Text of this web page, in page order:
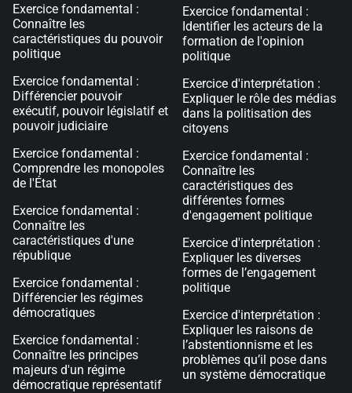
Exercice fondamental :
Connaître les
caractéristiques du pouvoir
politique
Exercice fondamental :
Différencier pouvoir
exécutif, pouvoir législatif et
pouvoir judiciaire
Exercice fondamental :
Comprendre les monopoles
de l'État
Exercice fondamental :
Connaître les
caractéristiques d'une
république
Exercice fondamental :
Différencier les régimes
démocratiques
Exercice fondamental :
Connaître les principes
majeurs d'un régime
démocratique représentatif
Exercice fondamental :
Identifier les acteurs de la
formation de l'opinion
politique
Exercice d'interprétation :
Expliquer le rôle des médias
dans la politisation des
citoyens
Exercice fondamental :
Connaître les
caractéristiques des
différentes formes
d'engagement politique
Exercice d'interprétation :
Expliquer les diverses
formes de l’engagement
politique
Exercice d'interprétation :
Expliquer les raisons de
l’abstentionnisme et les
problèmes qu’il pose dans
un système démocratique